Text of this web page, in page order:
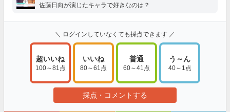
佐藤日向が演じたキャラで好きなのは？
＼ ログインしていなくても採点できます ／
超いいね
100～81点
いいね
80～61点
普通
60～41点
う～ん
40～1点
採点・コメントする